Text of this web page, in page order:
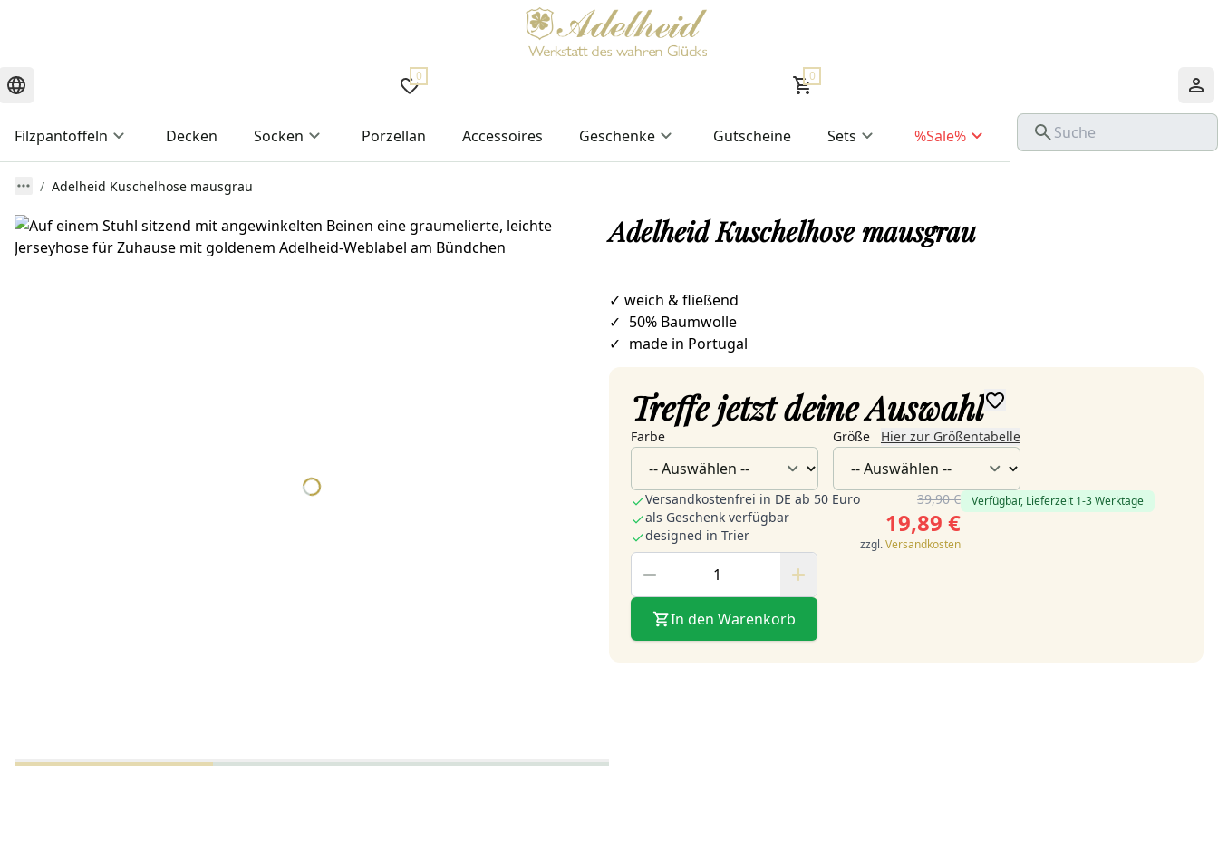
0 0
Filzpantoffeln Decken Socken Porzellan Accessoires Geschenke Gutscheine Sets %Sale%
Adelheid Kuschelhose mausgrau
Adelheid Kuschelhose mausgrau
✓ weich & fließend
✓ 50% Baumwolle
✓ made in Portugal
Treffe jetzt deine Auswahl
Farbe Größe Hier zur Größentabelle
Versandkostenfrei in DE ab 50 Euro
als Geschenk verfügbar
designed in Trier
39,90 €
19,89 €
zzgl.Versandkosten
Verfügbar, Lieferzeit 1-3 Werktage
In den Warenkorb